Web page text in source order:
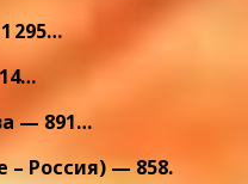
295…
— 891…
– Россия) — 858.